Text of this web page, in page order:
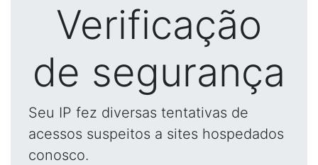
Verificação
de segurança
Seu IP fez diversas tentativas de
acessos suspeitos a sites hospedados
conosco.